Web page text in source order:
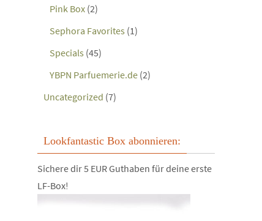
Pink Box (2)
Sephora Favorites (1)
Specials (45)
YBPN Parfuemerie.de (2)
Uncategorized (7)
Lookfantastic Box abonnieren:
Sichere dir 5 EUR Guthaben für deine erste
LF-Box!